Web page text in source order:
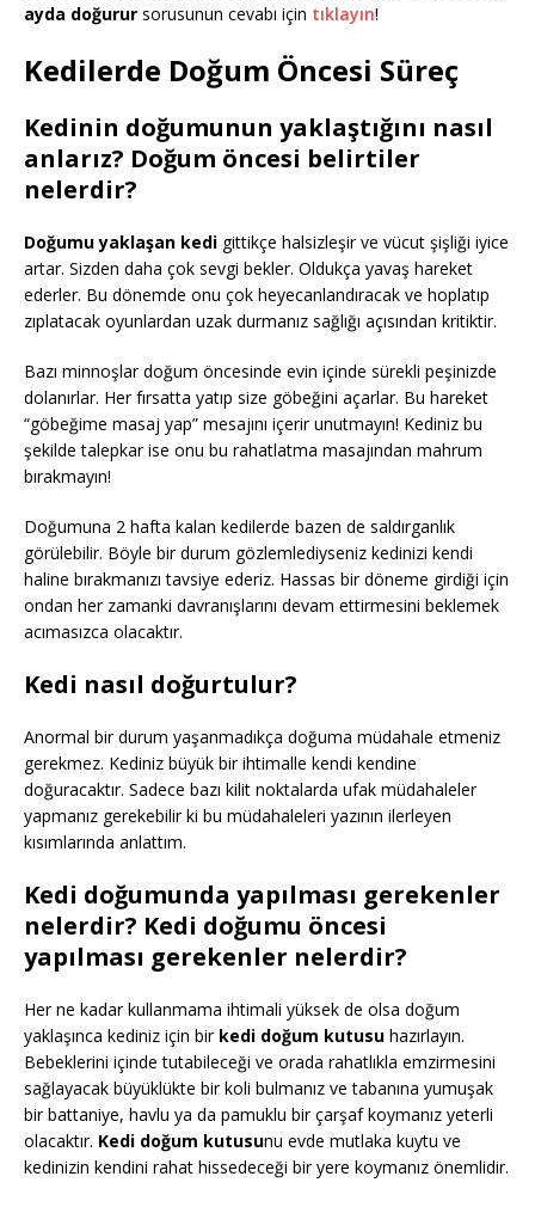
ayda doğurur sorusunun cevabı için tıklayın!
Kedilerde Doğum Öncesi Süreç
Kedinin doğumunun yaklaştığını nasıl
anlarız? Doğum öncesi belirtiler
nelerdir?
Doğumu yaklaşan kedi gittikçe halsizleşir ve vücut şişliği iyice
artar. Sizden daha çok sevgi bekler. Oldukça yavaş hareket
ederler. Bu dönemde onu çok heyecanlandıracak ve hoplatıp
zıplatacak oyunlardan uzak durmanız sağlığı açısından kritiktir.
Bazı minnoşlar doğum öncesinde evin içinde sürekli peşinizde
dolanırlar. Her fırsatta yatıp size göbeğini açarlar. Bu hareket
“göbeğime masaj yap” mesajını içerir unutmayın! Kediniz bu
şekilde talepkar ise onu bu rahatlatma masajından mahrum
bırakmayın!
Doğumuna 2 hafta kalan kedilerde bazen de saldırganlık
görülebilir. Böyle bir durum gözlemlediyseniz kedinizi kendi
haline bırakmanızı tavsiye ederiz. Hassas bir döneme girdiği için
ondan her zamanki davranışlarını devam ettirmesini beklemek
acımasızca olacaktır.
Kedi nasıl doğurtulur?
Anormal bir durum yaşanmadıkça doğuma müdahale etmeniz
gerekmez. Kediniz büyük bir ihtimalle kendi kendine
doğuracaktır. Sadece bazı kilit noktalarda ufak müdahaleler
yapmanız gerekebilir ki bu müdahaleleri yazının ilerleyen
kısımlarında anlattım.
Kedi doğumunda yapılması gerekenler
nelerdir? Kedi doğumu öncesi
yapılması gerekenler nelerdir?
Her ne kadar kullanmama ihtimali yüksek de olsa doğum
yaklaşınca kediniz için bir kedi doğum kutusu hazırlayın.
Bebeklerini içinde tutabileceği ve orada rahatlıkla emzirmesini
sağlayacak büyüklükte bir koli bulmanız ve tabanına yumuşak
bir battaniye, havlu ya da pamuklu bir çarşaf koymanız yeterli
olacaktır. Kedi doğum kutusunu evde mutlaka kuytu ve
kedinizin kendini rahat hissedeceği bir yere koymanız önemlidir.